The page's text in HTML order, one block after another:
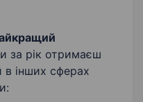
за рік отримаєш
в інших сферах